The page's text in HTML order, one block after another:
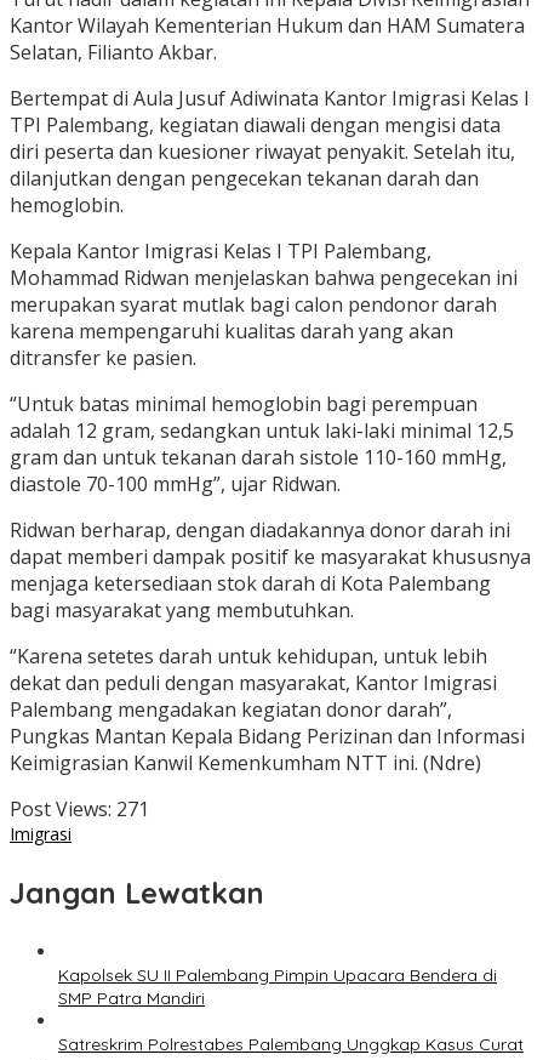
Kantor Wilayah Kementerian Hukum dan HAM Sumatera
Selatan, Filianto Akbar.
Bertempat di Aula Jusuf Adiwinata Kantor Imigrasi Kelas I
TPI Palembang, kegiatan diawali dengan mengisi data
diri peserta dan kuesioner riwayat penyakit. Setelah itu,
dilanjutkan dengan pengecekan tekanan darah dan
hemoglobin.
Kepala Kantor Imigrasi Kelas I TPI Palembang,
Mohammad Ridwan menjelaskan bahwa pengecekan ini
merupakan syarat mutlak bagi calon pendonor darah
karena mempengaruhi kualitas darah yang akan
ditransfer ke pasien.
“Untuk batas minimal hemoglobin bagi perempuan
adalah 12 gram, sedangkan untuk laki-laki minimal 12,5
gram dan untuk tekanan darah sistole 110-160 mmHg,
diastole 70-100 mmHg”, ujar Ridwan.
Ridwan berharap, dengan diadakannya donor darah ini
dapat memberi dampak positif ke masyarakat khususnya
menjaga ketersediaan stok darah di Kota Palembang
bagi masyarakat yang membutuhkan.
“Karena setetes darah untuk kehidupan, untuk lebih
dekat dan peduli dengan masyarakat, Kantor Imigrasi
Palembang mengadakan kegiatan donor darah”,
Pungkas Mantan Kepala Bidang Perizinan dan Informasi
Keimigrasian Kanwil Kemenkumham NTT ini. (Ndre)
Post Views: 271
Imigrasi
Jangan Lewatkan
Kapolsek SU II Palembang Pimpin Upacara Bendera di
SMP Patra Mandiri
Satreskrim Polrestabes Palembang Unggkap Kasus Curat